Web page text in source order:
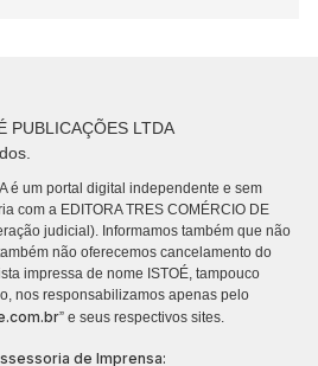
PUBLICAÇÕES LTDA
é um portal digital independente e sem
com a EDITORA TRES COMÉRCIO DE
judicial). Informamos também que não
não oferecemos cancelamento do
impressa de nome ISTOÉ, tampouco
nos responsabilizamos apenas pelo
” e seus respectivos sites.
de Imprensa: